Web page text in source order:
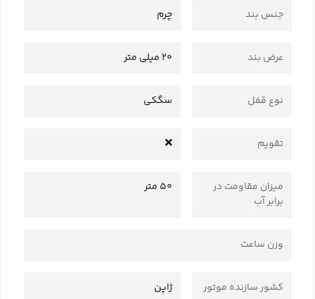
جنس بند چرم
عرض بند 20 میلی متر
نوع قفل سگکی
تقویم
میزان مقاومت در
برابر آب
50 متر
وزن ساعت
کشور سازنده موتور ژاپن